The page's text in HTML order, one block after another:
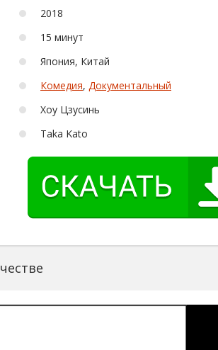
2018
15 минут
Япония, Китай
Комедия, Документальный
Хоу Цзусинь
Taka Kato